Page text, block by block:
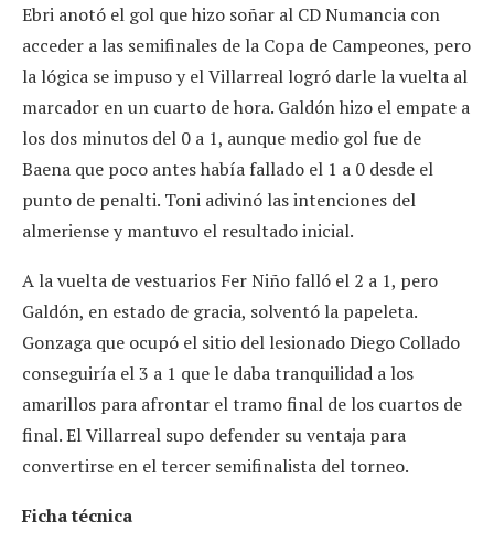
Ebri anotó el gol que hizo soñar al CD Numancia con
acceder a las semifinales de la Copa de Campeones, pero
la lógica se impuso y el Villarreal logró darle la vuelta al
marcador en un cuarto de hora. Galdón hizo el empate a
los dos minutos del 0 a 1, aunque medio gol fue de
Baena que poco antes había fallado el 1 a 0 desde el
punto de penalti. Toni adivinó las intenciones del
almeriense y mantuvo el resultado inicial.
A la vuelta de vestuarios Fer Niño falló el 2 a 1, pero
Galdón, en estado de gracia, solventó la papeleta.
Gonzaga que ocupó el sitio del lesionado Diego Collado
conseguiría el 3 a 1 que le daba tranquilidad a los
amarillos para afrontar el tramo final de los cuartos de
final. El Villarreal supo defender su ventaja para
convertirse en el tercer semifinalista del torneo.
Ficha técnica